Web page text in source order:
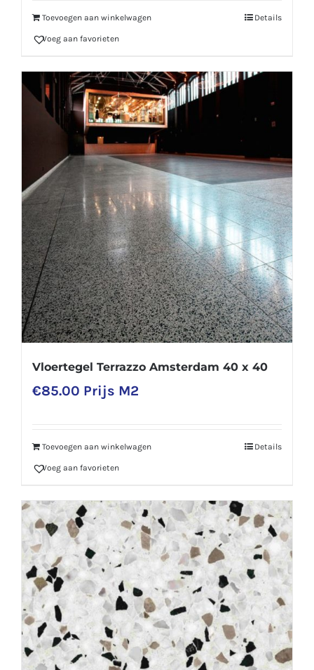
Toevoegen aan winkelwagen Details
Voeg aan favorieten
Vloertegel Terrazzo Amsterdam 40 x 40
€85.00 Prijs M2
Toevoegen aan winkelwagen Details
Voeg aan favorieten